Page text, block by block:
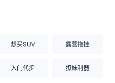
想买SUV 露营拖挂
入门代步 撩妹利器